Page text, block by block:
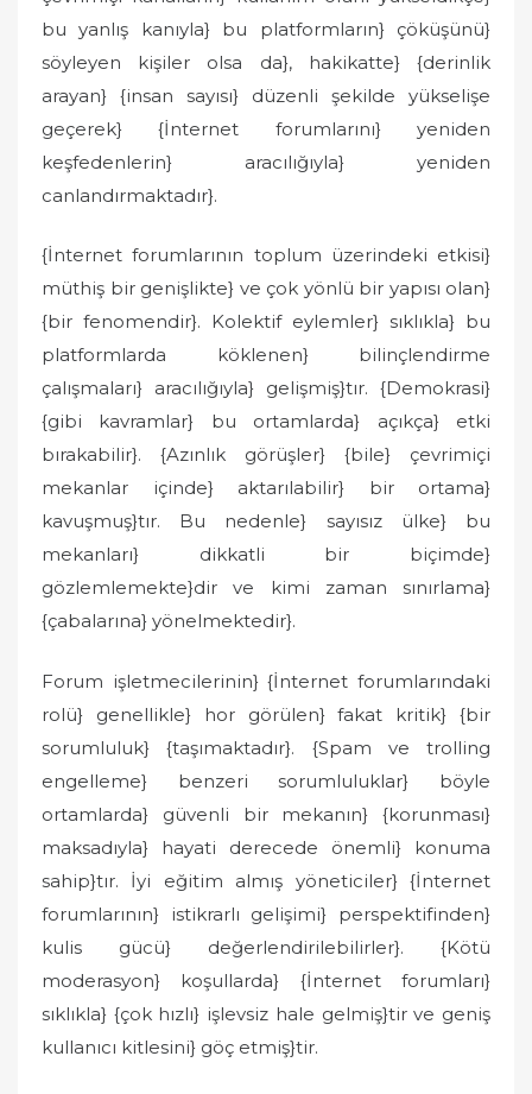
bu yanlış kanıyla} bu platformların} çöküşünü}
söyleyen kişiler olsa da}, hakikatte} {derinlik
arayan} {insan sayısı} düzenli şekilde yükselişe
geçerek} {İnternet forumlarını} yeniden
keşfedenlerin} aracılığıyla} yeniden
canlandırmaktadır}.
{İnternet forumlarının toplum üzerindeki etkisi}
müthiş bir genişlikte} ve çok yönlü bir yapısı olan}
{bir fenomendir}. Kolektif eylemler} sıklıkla} bu
platformlarda köklenen} bilinçlendirme
çalışmaları} aracılığıyla} gelişmiş}tır. {Demokrasi}
{gibi kavramlar} bu ortamlarda} açıkça} etki
bırakabilir}. {Azınlık görüşler} {bile} çevrimiçi
mekanlar içinde} aktarılabilir} bir ortama}
kavuşmuş}tır. Bu nedenle} sayısız ülke} bu
mekanları} dikkatli bir biçimde}
gözlemlemekte}dir ve kimi zaman sınırlama}
{çabalarına} yönelmektedir}.
Forum işletmecilerinin} {İnternet forumlarındaki
rolü} genellikle} hor görülen} fakat kritik} {bir
sorumluluk} {taşımaktadır}. {Spam ve trolling
engelleme} benzeri sorumluluklar} böyle
ortamlarda} güvenli bir mekanın} {korunması}
maksadıyla} hayati derecede önemli} konuma
sahip}tır. İyi eğitim almış yöneticiler} {İnternet
forumlarının} istikrarlı gelişimi} perspektifinden}
kulis gücü} değerlendirilebilirler}. {Kötü
moderasyon} koşullarda} {İnternet forumları}
sıklıkla} {çok hızlı} işlevsiz hale gelmiş}tir ve geniş
kullanıcı kitlesini} göç etmiş}tir.